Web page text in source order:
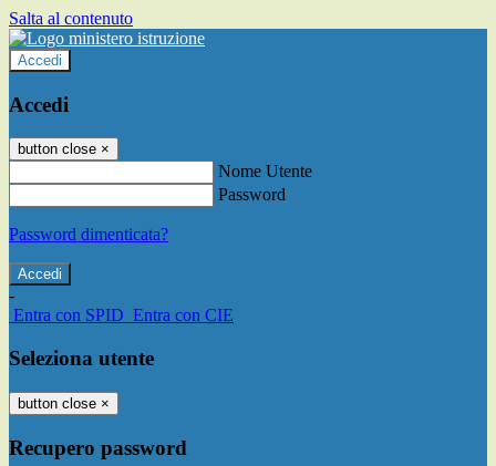
Salta al contenuto
Accedi
Accedi
button close ×
Nome Utente
Password
Password dimenticata?
-
Entra con SPID Entra con CIE
Seleziona utente
button close ×
Recupero password